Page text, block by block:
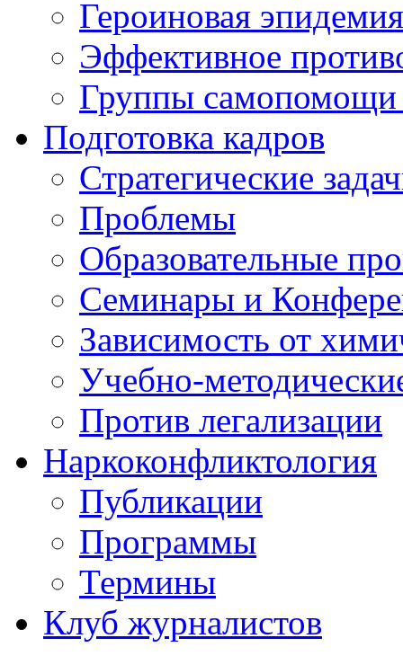
Героиновая эпидемия
Эффективное
Группы самопомощи
Подготовка кадров
Стратегические
Проблемы
Образовательные
Семинары и
Зависимость от
Учебно-
Против легализации
Наркоконфликтология
Публикации
Программы
Термины
Клуб журналистов